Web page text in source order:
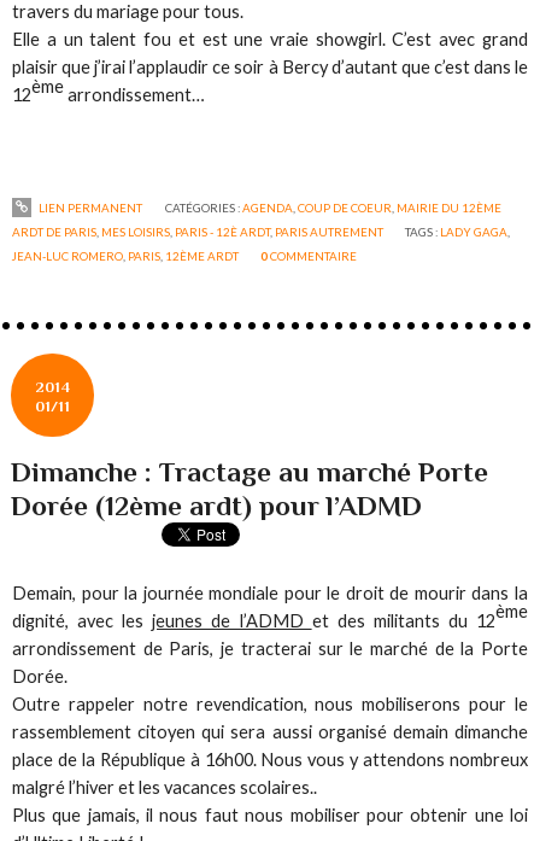
travers du mariage pour tous.
Elle a un talent fou et est une vraie showgirl. C’est avec grand
plaisir que j’irai l’applaudir ce soir à Bercy d’autant que c’est dans le
12èmearrondissement…
LIEN PERMANENT CATÉGORIES :AGENDA COUP DE COEUR MAIRIE DU 12ÈME
ARDT DE PARIS MES LOISIRS PARIS - 12È ARDT, PARIS AUTREMENT TAGS : LADY GAGA
JEAN-LUC ROMERO PARIS 12ÈME ARDT 0COMMENTAIRE
2014
01/11
Dimanche : Tractage au marché Porte
Dorée (12ème ardt) pour l’ADMD
Demain, pour la journée mondiale pour le droit de mourir dans la
dignité, avec lesjeunes de l’ADMD et des militants du 12ème
arrondissement de Paris, je tracterai sur le marché de la Porte
Dorée.
Outre rappeler notre revendication, nous mobiliserons pour le
rassemblement citoyen qui sera aussi organisé demain dimanche
place de la République à 16h00. Nous vous y attendons nombreux
malgré l’hiver et les vacances scolaires..
Plus que jamais, il nous faut nous mobiliser pour obtenir une loi